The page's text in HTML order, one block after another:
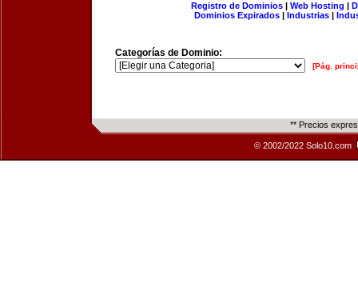
Registro de Dominios| Web Hosting |
Dominios Expirados | Industrias |
Categorías de Dominio:
[Pág.
** Precios
© 2002/2022 Solo10.com